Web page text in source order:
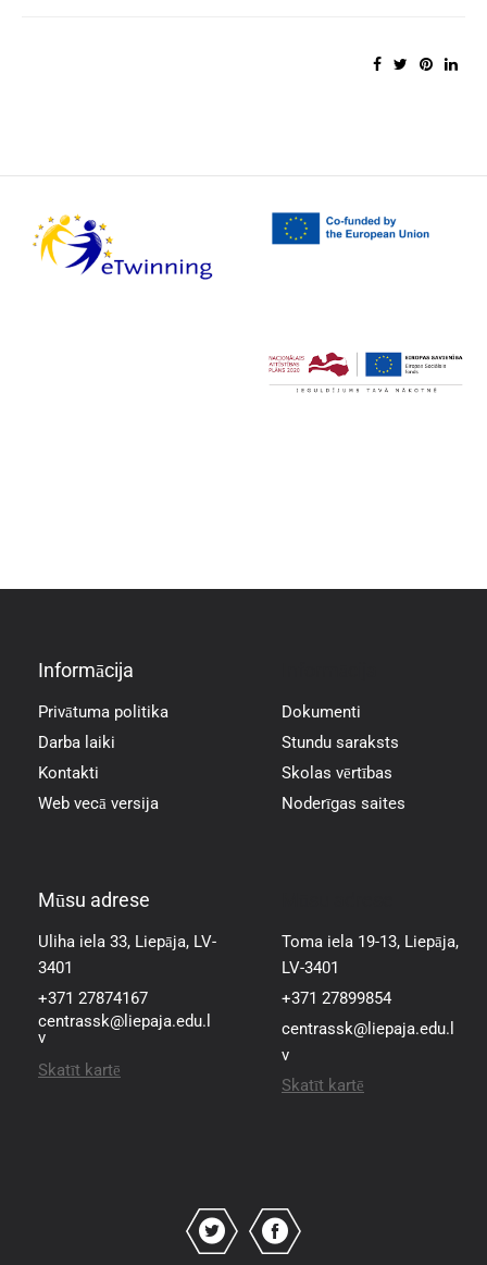
Informācija
Privātuma politika
Darba laiki
Kontakti
Web vecā versija
Dokumenti
Stundu saraksts
Skolas vērtības
Noderīgas saites
Mūsu adrese
Uliha iela 33, Liepāja, LV-
3401
+371 27874167
centrassk@liepaja.edu.l
v
Skatīt kartē
Toma iela 19-13, Liepāja,
LV-3401
+371 27899854
centrassk@liepaja.edu.l
v
Skatīt kartē